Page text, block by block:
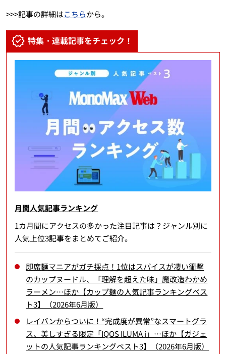
>>>記事の詳細はこちらから。
特集・連載記事をチェック！
月間人気記事ランキング
1カ月間にアクセスの多かった注目記事は？ジャンル別に
人気上位3記事をまとめてご紹介。
即席麺マニアがガチ採点！1位はスパイスが凄い衝撃
のカップヌードル、「理解を超えた味」魔改造わかめ
ラーメン…ほか【カップ麺の人気記事ランキングベス
ト3】（2026年6月版）
レイバンからついに！“完成度が異常”なスマートグラ
ス、美しすぎる限定「IQOS ILUMA i」…ほか【ガジェ
ットの人気記事ランキングベスト3】（2026年6月版）